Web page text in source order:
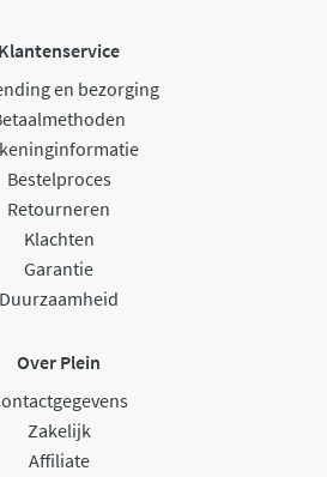
Klantenservice
en bezorging
Bestelproces
Retourneren
Klachten
Garantie
Duurzaamheid
Over Plein
Zakelijk
Affiliate